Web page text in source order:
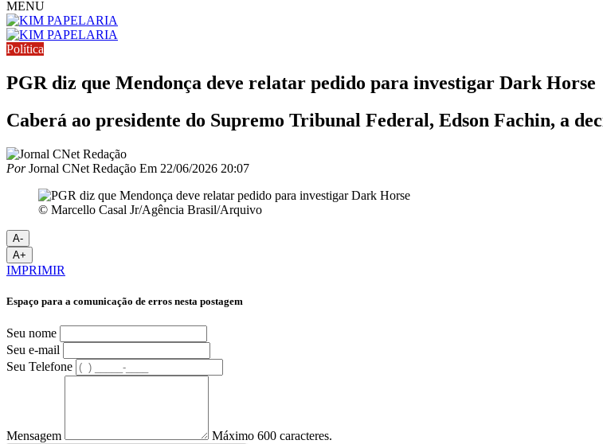
MENU
Política
PGR diz que Mendonça deve relatar pedido para investigar Dark Horse
Caberá ao presidente do Supremo Tribunal Federal, Edson Fachin, a
PorJornal CNet Redação Em 22/06/2026 20:07
© Marcello Casal Jr/Agência Brasil/Arquivo
A-
A+
IMPRIMIR
Espaço para a comunicação de erros nesta postagem
Seu nome
Seu e-mail
Seu Telefone
Mensagem Máximo 600 caracteres.